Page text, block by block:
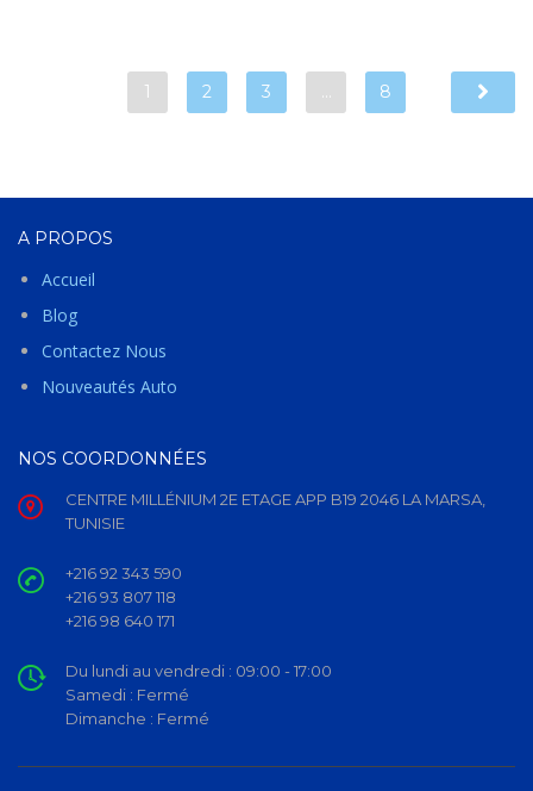
1 2 3 … 8
A PROPOS
Accueil
Blog
Contactez Nous
Nouveautés Auto
NOS COORDONNÉES
CENTRE MILLÉNIUM 2E ETAGE APP B19 2046 LA MARSA,
TUNISIE
+216 92 343 590
+216 93 807 118
+216 98 640 171
Du lundi au vendredi : 09:00 - 17:00
Samedi : Fermé
Dimanche : Fermé